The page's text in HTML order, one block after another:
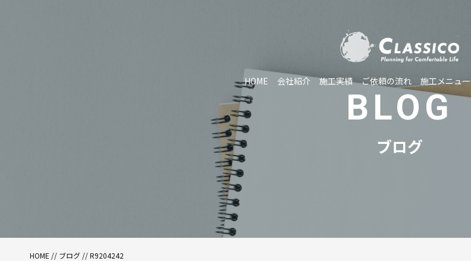
HOME 会社紹介 施工実績 ご依頼の流れ 施工メニュー
BLOG
ブログ
HOME // ブログ // R9204242